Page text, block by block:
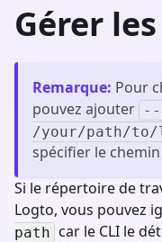
Gérer
Remarque: Pour
pouvez ajouter --
/your/path/to/
spécifier le
Si le répertoire de
Logto, vous pouvez
path car le CLI le